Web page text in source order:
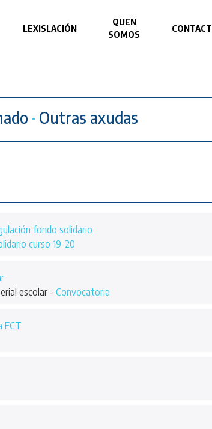
LEXISLACIÓN
QUEN
SOMOS
· Outras axudas
fondo solidario
curso 19-20
escolar - Convocatoria
FCT